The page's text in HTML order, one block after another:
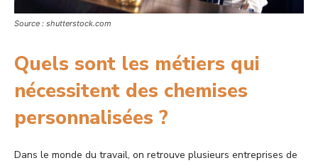
Source : shutterstock.com
Quels sont les métiers qui
nécessitent des chemises
personnalisées ?
Dans le monde du travail, on retrouve plusieurs entreprises de